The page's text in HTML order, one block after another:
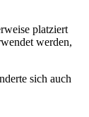
platziert
werden,
sich auch